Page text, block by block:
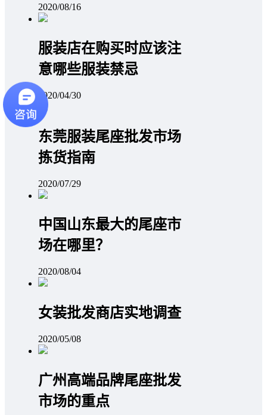
2020/08/16
服装店在购买时应该注
意哪些服装禁忌
2020/04/30
东莞服装尾座批发市场
拣货指南
2020/07/29
中国山东最大的尾座市
场在哪里？
2020/08/04
女装批发商店实地调查
2020/05/08
广州高端品牌尾座批发
市场的重点